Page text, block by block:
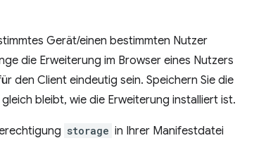
Gerät/einen bestimmten Nutzer
die Erweiterung im Browser eines Nutzers
den Client eindeutig sein. Speichern Sie die
bleibt, wie die Erweiterung installiert ist.
storage in Ihrer Manifestdatei